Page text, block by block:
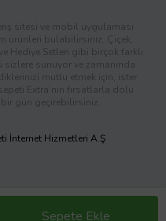
Sepete Ekle
sitesi ve mobil uygulaması
ürünleri bulabilirsiniz. Çiçek,
Hediye Setleri gibi birçok farklı
sizlere sunuyor ve zamanında
mutlu etmek için, ister
Extra’nın fırsatlarla dolu
gün geçirebilirsiniz.
İnternet Hizmetleri A.Ş